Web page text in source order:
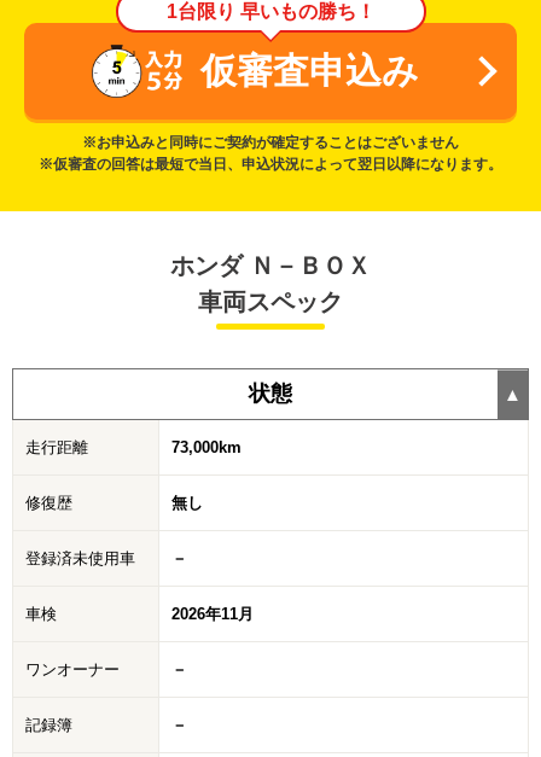
1台限り 早いもの勝ち！
仮審査申込み
※お申込みと同時にご契約が確定することはございません
※仮審査の回答は最短で当日、申込状況によって翌日以降になります。
ホンダ Ｎ－ＢＯＸ
車両スペック
状態
走行距離 73,000km
修復歴 無し
登録済未使用車 －
車検 2026年11月
ワンオーナー －
記録簿 －